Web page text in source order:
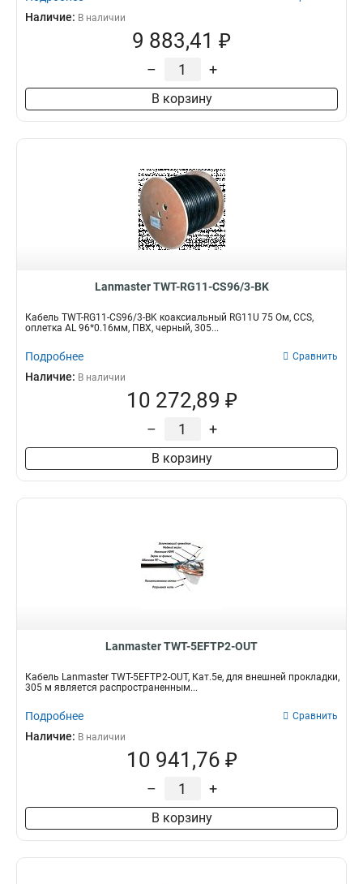
Наличие: В наличии
9 883,41 ₽
– +
В корзину
Lanmaster TWT-RG11-CS96/3-BK
Кабель TWT-RG11-CS96/3-BK коаксиальный RG11U 75 Ом, CCS,
оплетка AL 96*0.16мм, ПВХ, черный, 305...
Подробнее Сравнить
Наличие: В наличии
10 272,89 ₽
– +
В корзину
Lanmaster TWT-5EFTP2-OUT
Кабель Lanmaster TWT-5EFTP2-OUT, Кат.5е, для внешней прокладки,
305 м является распространенным...
Подробнее Сравнить
Наличие: В наличии
10 941,76 ₽
– +
В корзину